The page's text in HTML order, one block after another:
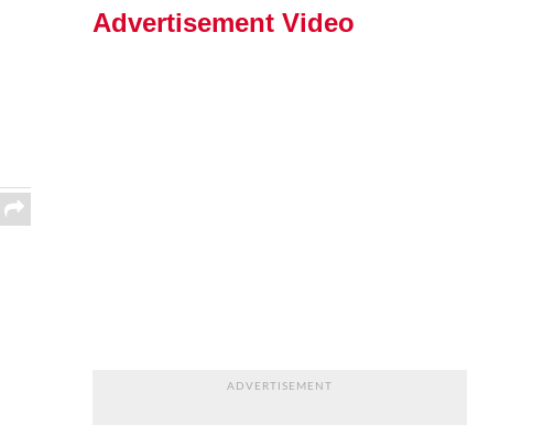
Advertisement Video
ADVERTISEMENT